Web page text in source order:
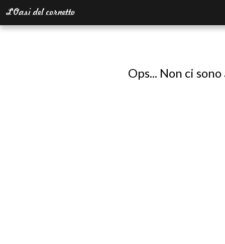
Ops... Non ci